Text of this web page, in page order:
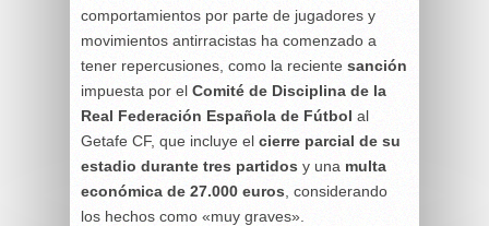
comportamientos por parte de jugadores y
movimientos antirracistas ha comenzado a
tener repercusiones, como la reciente sanción
impuesta por el Comité de Disciplina de la
Real Federación Española de Fútbol al
Getafe CF, que incluye el cierre parcial de su
estadio durante tres partidos y una multa
económica de 27.000 euros , considerando
los hechos como «muy graves».